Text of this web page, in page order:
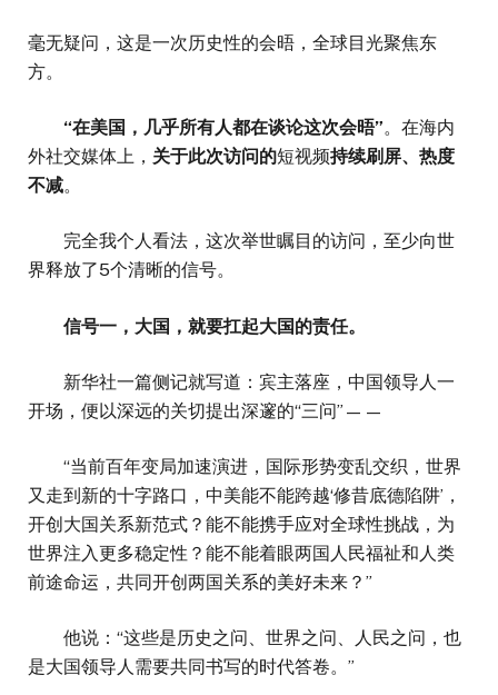
毫无疑问，这是一次历史性的会晤，全球目光聚焦东
方。
“在美国，几乎所有人都在谈论这次会晤”。在海内
外社交媒体上， 关于此次访问的短视频持续刷屏、热度
不减。
完全我个人看法，这次举世瞩目的访问，至少向世
界释放了5个清晰的信号。
信号一，大国，就要扛起大国的责任。
新华社一篇侧记就写道：宾主落座，中国领导人一
开场，便以深远的关切提出深邃的“三问”——
“当前百年变局加速演进，国际形势变乱交织，世界
又走到新的十字路口，中美能不能跨越‘修昔底德陷阱’，
开创大国关系新范式？能不能携手应对全球性挑战，为
世界注入更多稳定性？能不能着眼两国人民福祉和人类
前途命运，共同开创两国关系的美好未来？”
他说：“这些是历史之问、世界之问、人民之问，也
是大国领导人需要共同书写的时代答卷。”